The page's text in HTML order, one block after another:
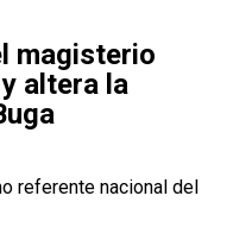
magisterio
altera la